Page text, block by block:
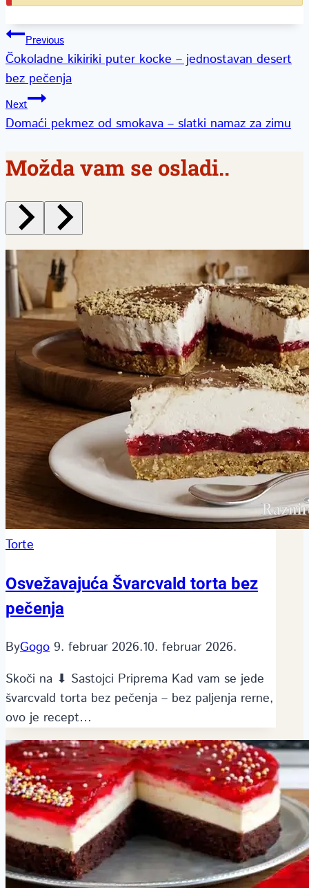
Kretanje
članka
Previous
Čokoladne kikiriki puter kocke – jednostavan desert
bez pečenja
Next
Domaći pekmez od smokava – slatki namaz za zimu
Možda vam se osladi..
Torte
Osvežavajuća Švarcvald torta bez
pečenja
ByGogo 9. februar 2026.10. februar 2026.
Skoči na ⬇ Sastojci Priprema Kad vam se jede
švarcvald torta bez pečenja – bez paljenja rerne,
ovo je recept…